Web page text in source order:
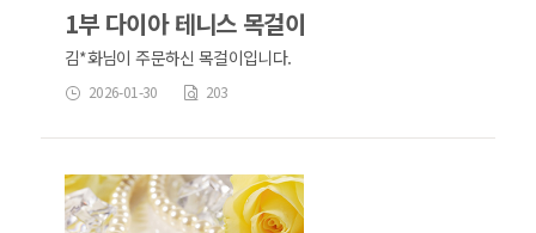
1부 다이아 테니스 목걸이
김*화님이 주문하신 목걸이입니다.
2026-01-30 203